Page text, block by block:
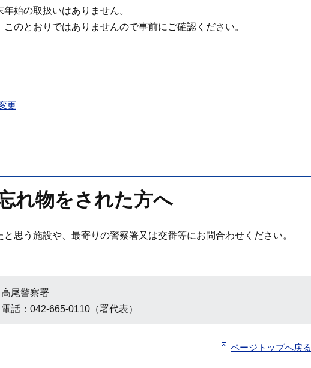
始の取扱いはありません。
のとおりではありませんので事前にご確認ください。
更
れ物をされた方へ
思う施設や、最寄りの警察署又は交番等にお問合わせください。
高尾警察署
電話：042-665-0110（署代表）
ページトップへ戻る